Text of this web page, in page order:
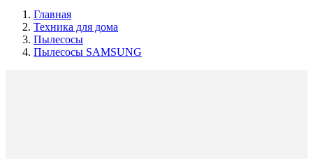
Главная
Техника для дома
Пылесосы
Пылесосы SAMSUNG